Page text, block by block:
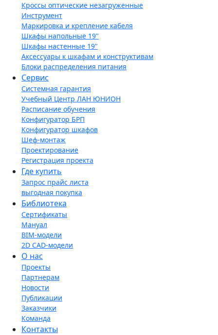
Кроссы оптические незагруженные
Инструмент
Маркировка и крепление кабеля
Шкафы напольные 19"
Шкафы настенные 19"
Аксессуары к шкафам и конструктивам
Блоки распределения питания
Сервис
Системная гарантия
Учебный Центр ЛАН ЮНИОН
Расписание обучения
Конфигуратор БРП
Конфигуратор шкафов
Шеф-монтаж
Проектирование
Регистрация проекта
Где купить
Запрос прайс листа
выгодная покупка
Библиотека
Сертификаты
Мануал
BIM-модели
2D CAD-модели
О нас
Проекты
Партнерам
Новости
Публикации
Заказчики
Команда
Контакты